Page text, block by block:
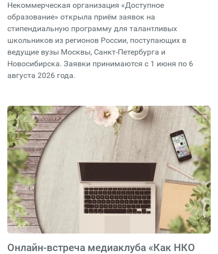
Некоммерческая организация «Доступное
образование» открыла приём заявок на
стипендиальную программу для талантливых
школьников из регионов России, поступающих в
ведущие вузы Москвы, Санкт-Петербурга и
Новосибирска. Заявки принимаются с 1 июня по 6
августа 2026 года.
Онлайн-встреча медиаклуба «Как НКО